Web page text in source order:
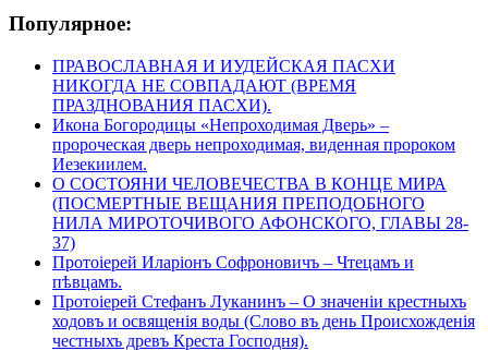
Популярное:
ПРАВОСЛАВНАЯ И ИУДЕЙСКАЯ ПАСХИ
НИКОГДА НЕ СОВПАДАЮТ (ВРЕМЯ
ПРАЗДНОВАНИЯ ПАСХИ).
Икона Богородицы «Непроходимая Дверь» –
пророческая дверь непроходимая, виденная пророком
Иезекиилем.
О СОСТОЯНИ ЧЕЛОВЕЧЕСТВА В КОНЦЕ МИРА
(ПОСМЕРТНЫЕ ВЕЩАНИЯ ПРЕПОДОБНОГО
НИЛА МИРОТОЧИВОГО АФОНСКОГО, ГЛАВЫ 28-
37)
Протоіерей Иларіонъ Софроновичъ – Чтецамъ и
пѣвцамъ.
Протоіерей Стефанъ Луканинъ – О значеніи крестныхъ
ходовъ и освященія воды (Слово въ день Происхожденія
честныхъ древъ Креста Господня).